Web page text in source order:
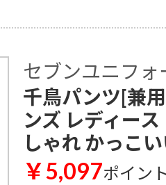
セブンユニフォ
千鳥パンツ[兼
ンズ レディー
しゃれ かっこ
￥5,097ポイン